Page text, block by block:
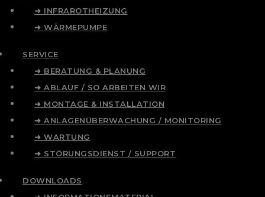
➜ INFRAROTHEIZUNG
➜ WÄRMEPUMPE
SERVICE
➜ BERATUNG & PLANUNG
➜ ABLAUF / SO ARBEITEN WIR
➜ MONTAGE & INSTALLATION
➜ ANLAGENÜBERWACHUNG / MONITORING
➜ WARTUNG
➜ STÖRUNGSDIENST / SUPPORT
DOWNLOADS